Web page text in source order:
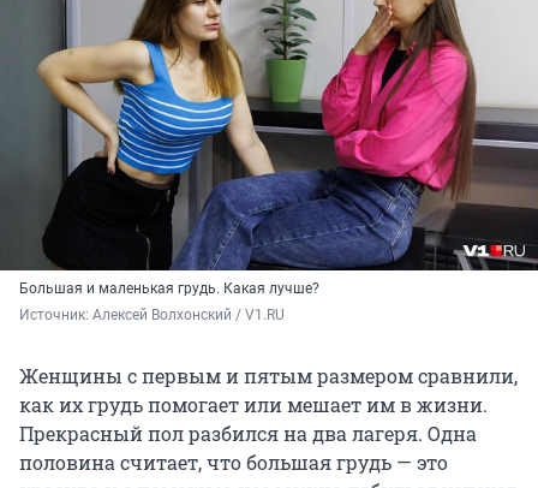
Большая и маленькая грудь. Какая лучше?
Источник: Алексей Волхонский / V1.RU
Женщины с первым и пятым размером сравнили,
как их грудь помогает или мешает им в жизни.
Прекрасный пол разбился на два лагеря. Одна
половина считает, что большая грудь — это